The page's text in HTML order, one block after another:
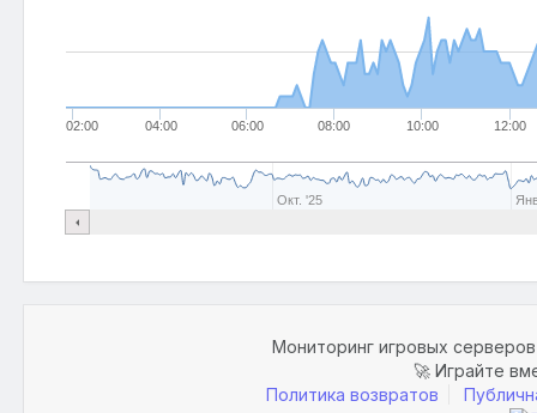
02:00 04:00 06:00 08:00 10:00 12:00
Окт. '25
Мониторинг игровых
🚀 Играйте
Политика возвратов